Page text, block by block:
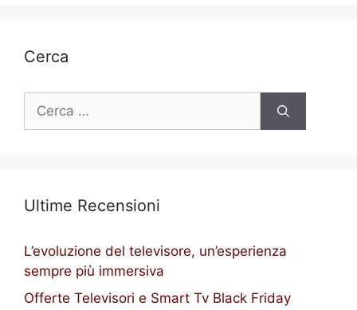
Cerca
Ricerca
Ultime Recensioni
L’evoluzione del televisore, un’esperienza
sempre più immersiva
Offerte Televisori e Smart Tv Black Friday